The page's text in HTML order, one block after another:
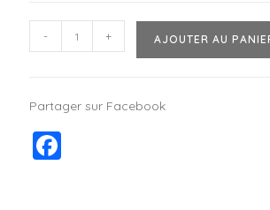
- + AJOUTER AU
Partager sur Facebook